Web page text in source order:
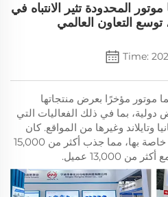
المحدودة تثير الانتباه في
توسع التعاون العالمي
Time:
موتور مؤخرًا بعرض منتجاتها
دولية، بما في ذلك الفعاليات التي
وتايلاند وغيرها من المواقع. كان
للشركة منطقة معرض مستقلة خاصة بها، مما جذب أكثر من 15,000
13,000 عميل.